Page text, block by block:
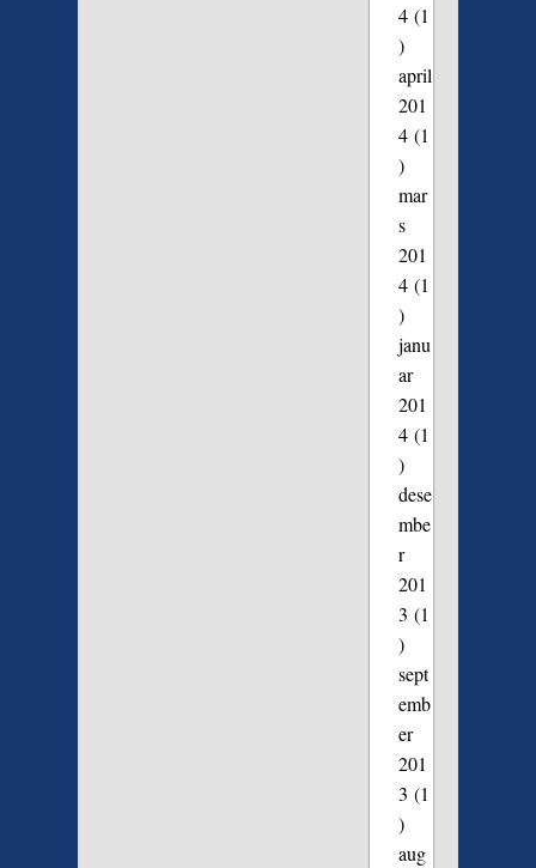
4(1
)
april
201
4(1
)
mar
s
201
4(1
)
janu
ar
201
4(1
)
dese
mbe
r
201
3 (1
)
sept
emb
er
201
3 (1
)
aug